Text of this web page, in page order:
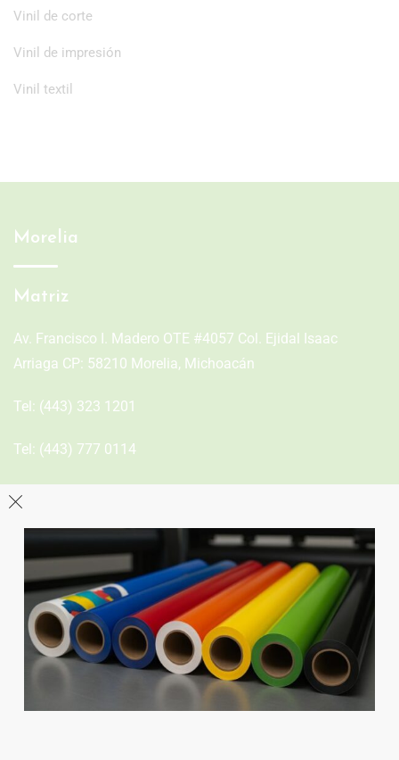
Vinil de corte
Vinil de impresión
Vinil textil
Morelia
Matriz
Av. Francisco I. Madero OTE #4057 Col. Ejidal Isaac
Arriaga CP: 58210 Morelia, Michoacán
Tel: (443) 323 1201
Tel: (443) 777 0114
León
Sucursal
Av del Astillero 129 Centro bodeguero Las Trojes León,
Guanajuato
Tel:(477) 776 8994